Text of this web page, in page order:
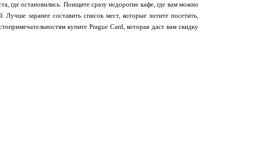
где остановились. Поищите сразу недорогие кафе, где вам можно
Лучше заранее составить список мест, которые хотите посетить,
купите Prague Card, которая даст вам скидку